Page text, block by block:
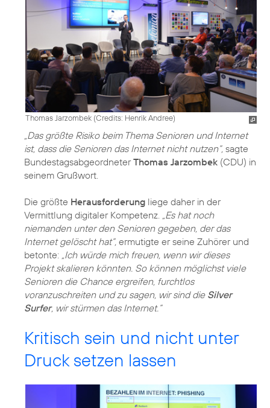
Thomas Jarzombek (Credits: Henrik Andree)
„Das größte Risiko beim Thema Senioren und Internet
ist, dass die Senioren das Internet nicht nutzen“, sagte
BundestagsabgeordneterThomas Jarzombek (CDU) in
seinem Grußwort.
Die größte Herausforderung liege daher in der
Vermittlung digitaler Kompetenz.
„Es hat noch
niemanden unter den Senioren gegeben, der das
Internet gelöscht hat“, ermutigte er seine Zuhörer und
betonte: „Ich würde mich freuen, wenn wir dieses
Projekt skalieren könnten. So können möglichst viele
Senioren die Chance ergreifen, furchtlos
voranzuschreiten und zu sagen, wir sind die Silver
Surfer, wir stürmen das Internet.“
Kritisch sein und nicht unter
Druck setzen lassen